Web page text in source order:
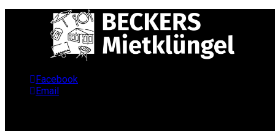
Facebook
Email